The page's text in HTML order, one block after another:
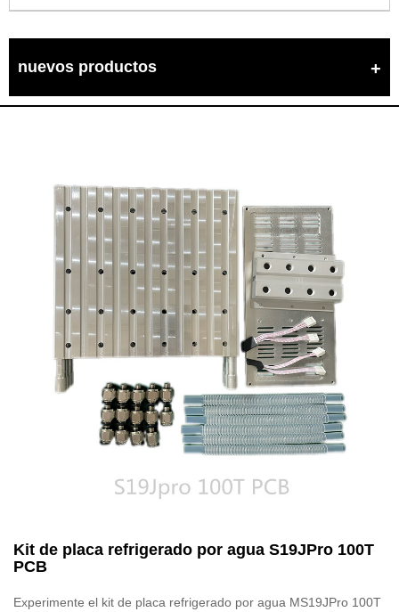
nuevos productos
Kit de placa refrigerado por agua S19JPro 100T
PCB
Experimente el kit de placa refrigerado por agua MS19JPro 100T